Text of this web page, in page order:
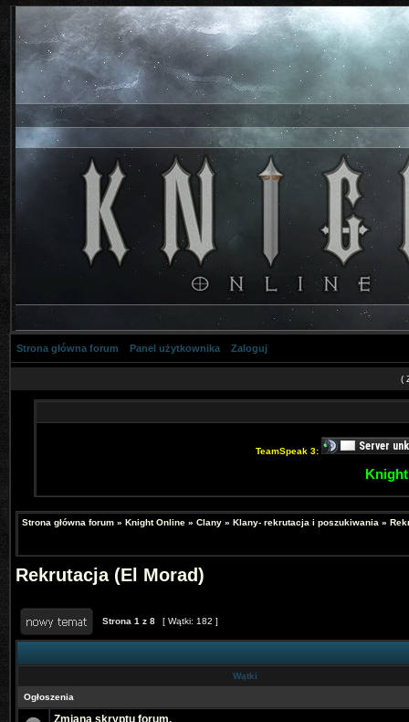
Strona główna forum Panel użytkownika Zaloguj
(
TeamSpeak 3:
Strona główna forum » Knight Online » Clany » Klany- rekrutacja i poszukiwania »
Rekrutacja (El Morad)
Strona 1 z 8 [ Wątki: 182 ]
Wątki
Ogłoszenia
Zmiana skryptu forum.